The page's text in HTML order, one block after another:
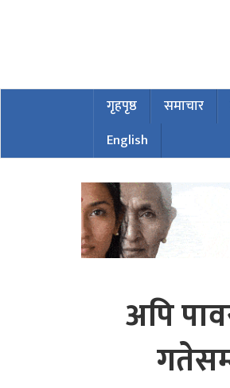
गृहपृष्ठ समाचार
English
अपि